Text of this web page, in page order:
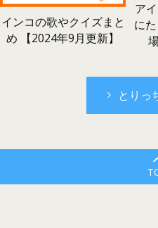
インコの歌やクイズまと
め 【2024年9月更新】
ア
に
とりっ